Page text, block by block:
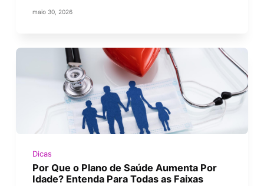
maio 30, 2026
Dicas
Por Que o Plano de Saúde Aumenta Por
Idade? Entenda Para Todas as Faixas